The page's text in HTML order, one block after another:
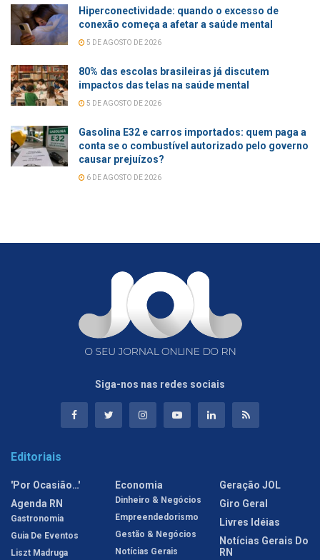
Hiperconectividade: quando o excesso de
conexão começa a afetar a saúde mental
5 DE AGOSTO DE 2026
80% das escolas brasileiras já discutem
impactos das telas na saúde mental
5 DE AGOSTO DE 2026
Gasolina E32 e carros importados: quem paga a
conta se o combustível autorizado pelo governo
causar prejuízos?
6 DE AGOSTO DE 2026
Siga-nos nas redes sociais
Editoriais
'Por Ocasião…'
Agenda RN
Gastronomia
Guia De Eventos
Liszt Madruga
Economia
Dinheiro & Negócios
Empreendedorismo
Gestão & Negócios
Notícias Gerais
Geração JOL
Giro Geral
Livres Idéias
Notícias Gerais Do
RN